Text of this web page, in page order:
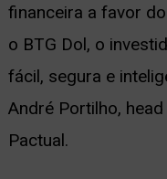
financeira a favor
o BTG Dol, o
fácil, segura e
André Portilho,
Pactual.